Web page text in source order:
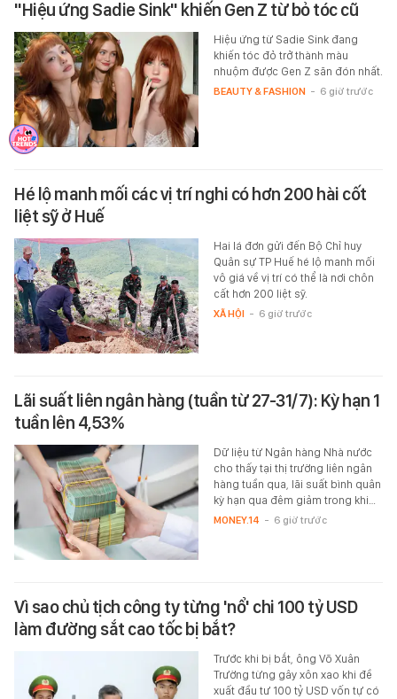
"Hiệu ứng Sadie Sink" khiến Gen Z từ bỏ tóc cũ
Hiệu ứng từ Sadie Sink đang
khiến tóc đỏ trở thành màu
nhuộm được Gen Z săn đón nhất.
BEAUTY & FASHION - 6 giờ trước
Hé lộ manh mối các vị trí nghi có hơn 200 hài cốt
liệt sỹ ở Huế
Hai lá đơn gửi đến Bộ Chỉ huy
Quân sự TP Huế hé lộ manh mối
vô giá về vị trí có thể là nơi chôn
cất hơn 200 liệt sỹ.
XÃ HỘI - 6 giờ trước
Lãi suất liên ngân hàng (tuần từ 27-31/7): Kỳ hạn 1
tuần lên 4,53%
Dữ liệu từ Ngân hàng Nhà nước
cho thấy tại thị trường liên ngân
hàng tuần qua, lãi suất bình quân
kỳ hạn qua đêm giảm trong khi…
MONEY.14 - 6 giờ trước
Vì sao chủ tịch công ty từng 'nổ' chi 100 tỷ USD
làm đường sắt cao tốc bị bắt?
Trước khi bị bắt, ông Võ Xuân
Trường từng gây xôn xao khi đề
xuất đầu tư 100 tỷ USD vốn tự có